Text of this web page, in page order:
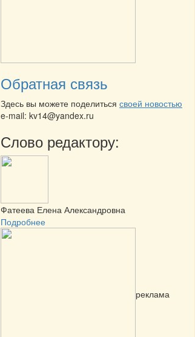
Обратная связь
Здесь вы можете поделиться своей новостью
e-mail: kv14@yandex.ru
Слово редактору:
Фатеева Елена Александровна
Подробнее
реклама